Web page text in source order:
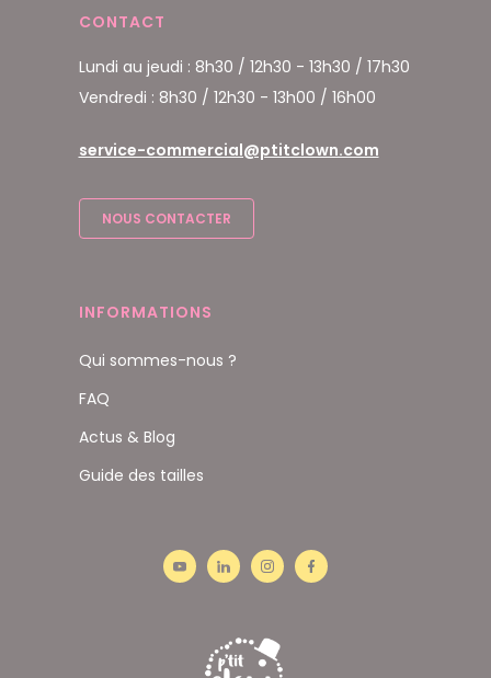
CONTACT
Lundi au jeudi : 8h30 / 12h30 - 13h30 / 17h30
Vendredi : 8h30 / 12h30 - 13h00 / 16h00
service-commercial@ptitclown.com
NOUS CONTACTER
INFORMATIONS
Qui sommes-nous ?
FAQ
Actus & Blog
Guide des tailles